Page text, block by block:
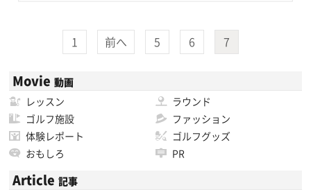
1 前へ 5 6 7
Movie 動画
レッスン
ラウンド
ゴルフ施設
ファッション
体験レポート
ゴルフグッズ
おもしろ
PR
Article 記事